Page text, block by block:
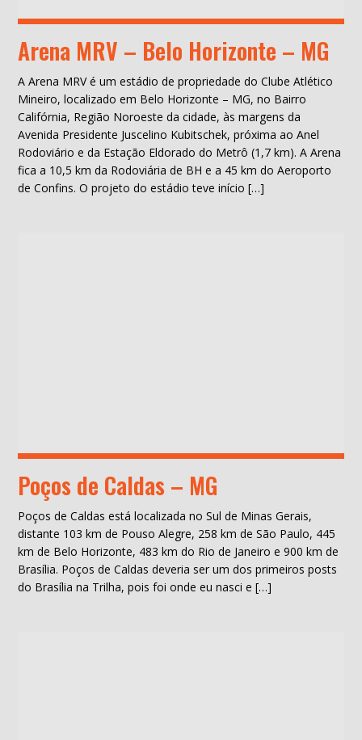
Arena MRV – Belo Horizonte – MG
A Arena MRV é um estádio de propriedade do Clube Atlético
Mineiro, localizado em Belo Horizonte – MG, no Bairro
Califórnia, Região Noroeste da cidade, às margens da
Avenida Presidente Juscelino Kubitschek, próxima ao Anel
Rodoviário e da Estação Eldorado do Metrô (1,7 km). A Arena
fica a 10,5 km da Rodoviária de BH e a 45 km do Aeroporto
de Confins. O projeto do estádio teve início […]
Poços de Caldas – MG
Poços de Caldas está localizada no Sul de Minas Gerais,
distante 103 km de Pouso Alegre, 258 km de São Paulo, 445
km de Belo Horizonte, 483 km do Rio de Janeiro e 900 km de
Brasília. Poços de Caldas deveria ser um dos primeiros posts
do Brasília na Trilha, pois foi onde eu nasci e […]